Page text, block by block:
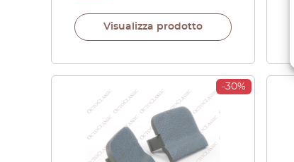
Visualizza prodotto
-30%